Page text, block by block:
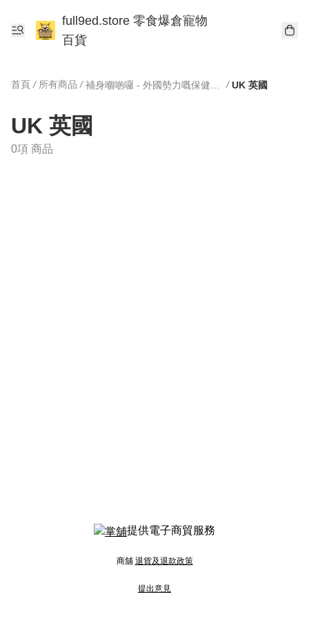
full9ed.store 零食爆倉寵物
百貨
首頁 / 所有商品 / / UK 英國
UK 英國
0項 商品
提供電子商貿服務
商舖 退貨及退款政策
提出意見